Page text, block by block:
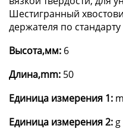
Шестигранный
держателя по стандарту
Высота,мм: 6
Длина,mm: 50
Единица измерения 1:
Единица измерения 2: g